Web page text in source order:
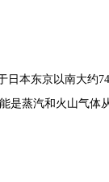
日本东京以南大
是蒸汽和火山气体